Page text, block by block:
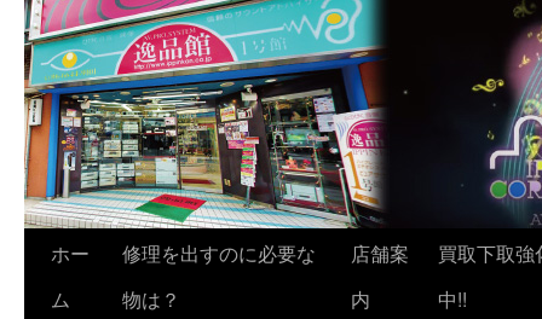
ホー
ム
修理を出すのに必要な
物は？
店舗案
内
買取下取強
中!!